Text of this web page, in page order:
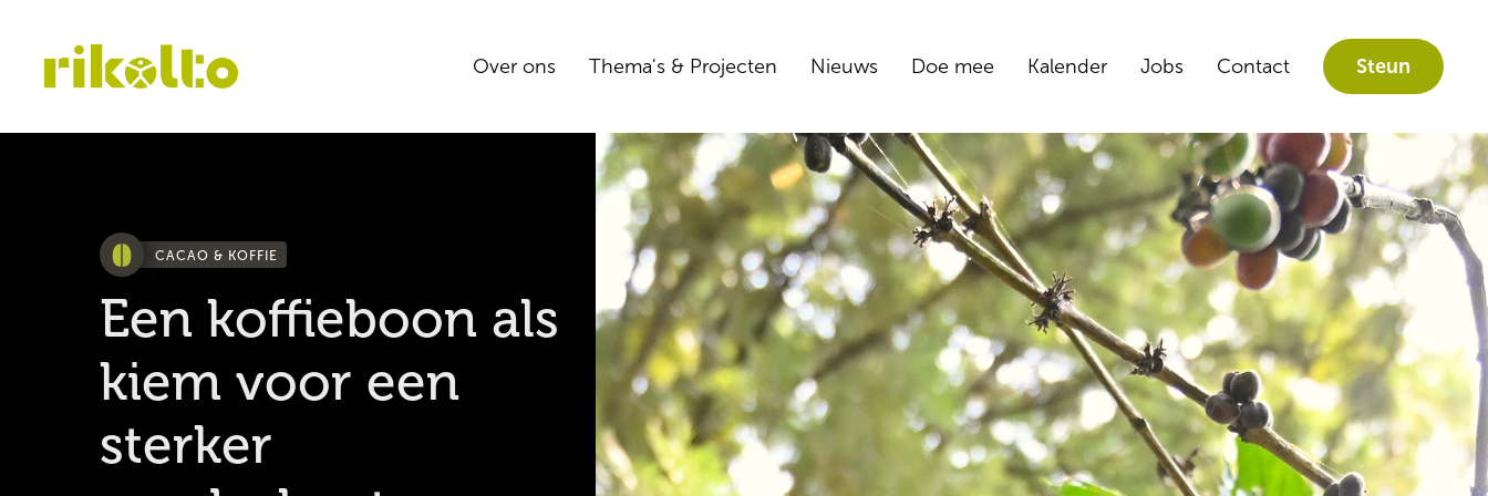
Over ons Thema's & Projecten Nieuws Doe mee Kalender Jobs Contact Steun
CACAO & KOFFIE
Een koffieboon als
kiem voor een
sterker